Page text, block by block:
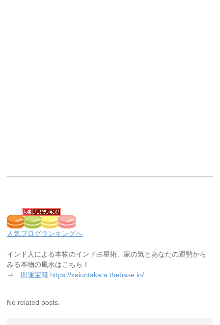
人気ブログランキングへ
インド人による本物のインド占星術、家の気とあなたの運勢から
みる本物の風水はこちら！
⇒ 開運宝箱 https://kaiuntakara.thebase.in/
No related posts.